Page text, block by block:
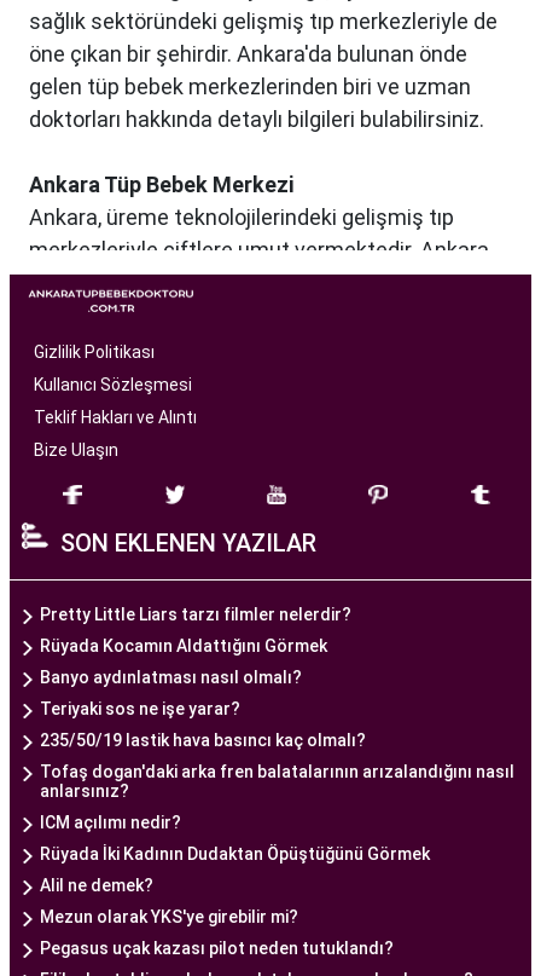
sağlık sektöründeki gelişmiş tıp merkezleriyle de
öne çıkan bir şehirdir. Ankara'da bulunan önde
gelen tüp bebek merkezlerinden biri ve uzman
doktorları hakkında detaylı bilgileri bulabilirsiniz.
Ankara Tüp Bebek Merkezi
Ankara, üreme teknolojilerindeki gelişmiş tıp
merkezleriyle çiftlere umut vermektedir. Ankara
Tüp Bebek Merkezi, kısırlık sorunu yaşayan
çiftlere profesyonel ve bireysel bir yaklaşımla
hizmet sunan bir sağlık kuruluşudur. Modern
tıbbın son teknolojilerini kullanarak, çiftlere
başarılı tüp bebek tedavileri sunmayı amaçlar.
bir ekip tarafından yönetilmektedir. Burada görev
alan tıp profesyonelleri, çiftlere kişiselleştirilmiş
tedavi planları sunarak, her çiftin özel durumunu
dikkate alır. Ayrıca, merkezde kullanılan teknoloji
ve ekipmanlar, tedavi sürecini daha etkili ve
güvenli hale getirir.
Ankara Tüp Bebek Merkezi, hasta odaklı hizmet
anlayışı ve etik prensipler çerçevesinde, çiftlere
sağlıklı bir gebelik yaşama şansı tanıyan kapsamlı
bir tüp bebek hizmeti sunar.
Ankara Tüp Bebek Doktoru
ve deneyimli bir doktorun rehberliğinde
yürütülmesi gereken bir süreçtir. Ankara Tüp
Gizlilik Politikası
Kullanıcı Sözleşmesi
Teklif Hakları ve Alıntı
Bize Ulaşın
SON EKLENEN YAZILAR
Pretty Little Liars tarzı filmler nelerdir?
Rüyada Kocamın Aldattığını Görmek
Banyo aydınlatması nasıl olmalı?
Teriyaki sos ne işe yarar?
235/50/19 lastik hava basıncı kaç olmalı?
Tofaş dogan'daki arka fren balatalarının arızalandığını nasıl
anlarsınız?
ICM açılımı nedir?
Rüyada İki Kadının Dudaktan Öpüştüğünü Görmek
Alil ne demek?
Mezun olarak YKS'ye girebilir mi?
Pegasus uçak kazası pilot neden tutuklandı?